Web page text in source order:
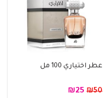
عطر اختياري 100 مل
₪50